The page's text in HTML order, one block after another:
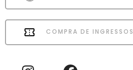
COMPRA DE INGRESSOS